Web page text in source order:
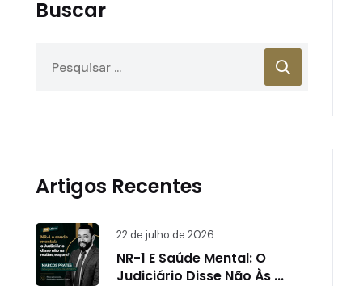
Buscar
Artigos Recentes
22 de julho de 2026
NR-1 E Saúde Mental: O
Judiciário Disse Não Às ...